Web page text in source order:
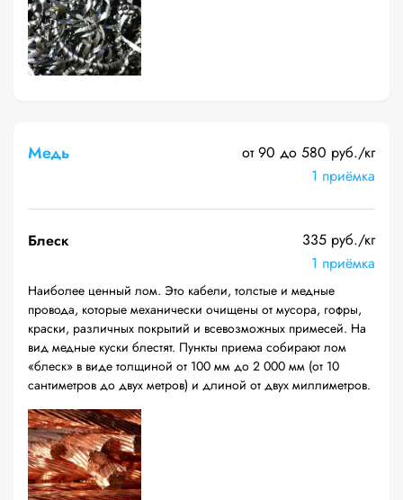
Медь
от 90 до 580 руб./кг
1 приёмка
Блеск
335 руб./кг
1 приёмка
Наиболее ценный лом. Это кабели, толстые и медные
провода, которые механически очищены от мусора, гофры,
краски, различных покрытий и всевозможных примесей. На
вид медные куски блестят. Пункты приема собирают лом
«блеск» в виде толщиной от 100 мм до 2 000 мм (от 10
сантиметров до двух метров) и длиной от двух миллиметров.